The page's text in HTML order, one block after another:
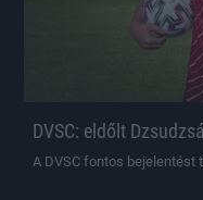
DVSC: eldőlt
A DVSC fontos bejelentést